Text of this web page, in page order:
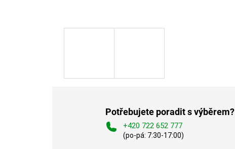
Potřebujete poradit s výběrem?
+420 722 652 777
(po-pá: 7:30-17:00)